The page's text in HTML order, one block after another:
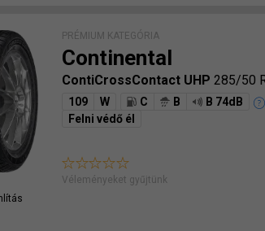
PRÉMIUM KATEGÓRIA
Continental
ContiCrossContact UHP 285/50
109 W C B
B 74dB
Felni védő él
Véleményeket gyűjtünk